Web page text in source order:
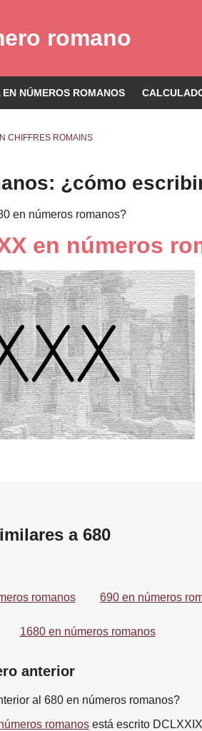
romano
EN NÚMEROS ROMANOS
CHIFFRES ROMAINS
¿cómo
en números romanos?
en números
a 680
romanos 690 en números
1680 en números romanos
anterior
al 680 en números romanos?
romanosestá escrito DCLXXIX